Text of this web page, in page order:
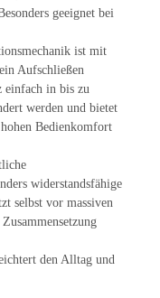
geeignet bei
ist mit
Aufschließen
einfach in bis zu
werden und bietet
Bedienkomfort
widerstandsfähige
selbst vor massiven
den Alltag und